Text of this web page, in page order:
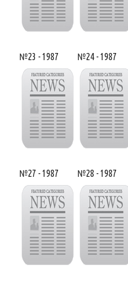
№23 - 1987 №24 - 1987
№27 - 1987 №28 - 1987